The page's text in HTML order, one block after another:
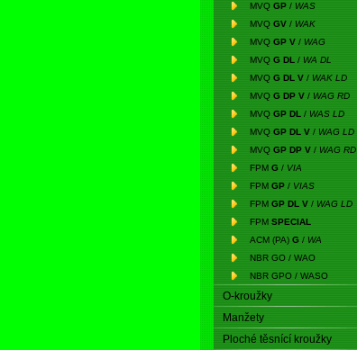
MVQ GP / WAS
MVQ GV / WAK
MVQ GP V / WAG
MVQ G DL / WA DL
MVQ G DL V / WAK LD
MVQ G DP V / WAG RD
MVQ GP DL / WAS LD
MVQ GP DL V / WAG LD
MVQ GP DP V / WAG RD
FPM G / VIA
FPM GP / VIAS
FPM GP DL V / WAG LD
FPM SPECIAL
ACM (PA) G / WA
NBR GO / WAO
NBR GPO / WASO
O-kroužky
Manžety
Ploché těsnící kroužky